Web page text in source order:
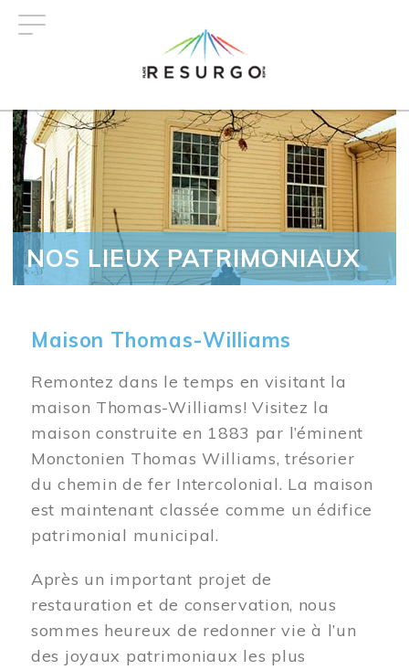
NOS LIEUX PATRIMONIAUX
Maison Thomas-Williams
Remontez dans le temps en visitant la
maison Thomas-Williams! Visitez la
maison construite en 1883 par l’éminent
Monctonien Thomas Williams, trésorier
du chemin de fer Intercolonial. La maison
est maintenant classée comme un édifice
patrimonial municipal.
Après un important projet de
restauration et de conservation, nous
sommes heureux de redonner vie à l’un
des joyaux patrimoniaux les plus